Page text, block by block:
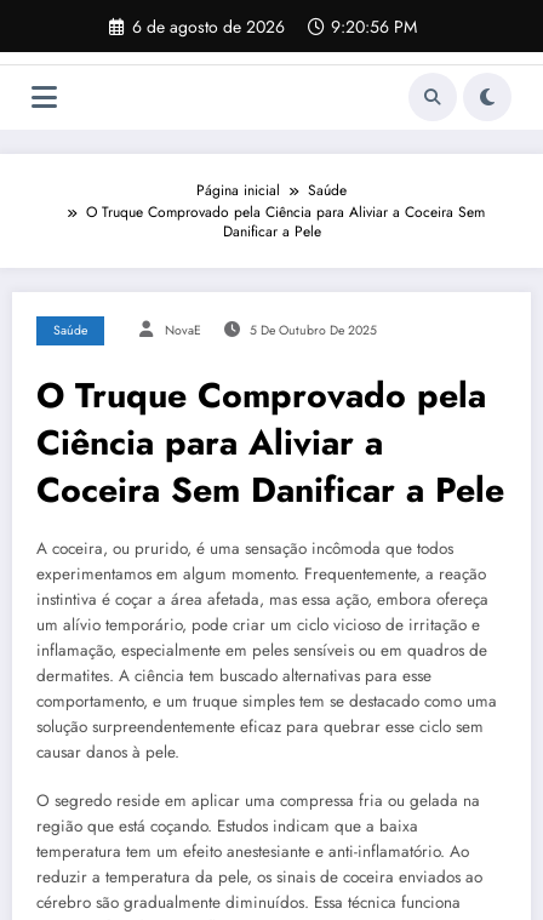
o
6 de agosto de 2026 9:20:57 PM
Página inicial
Saúde
O Truque Comprovado pela Ciência para Aliviar a Coceira Sem
Danificar a Pele
Saúde NovaE 5 De Outubro De 2025
O Truque Comprovado pela
Ciência para Aliviar a
Coceira Sem Danificar a Pele
A coceira, ou prurido, é uma sensação incômoda que todos
experimentamos em algum momento. Frequentemente, a reação
instintiva é coçar a área afetada, mas essa ação, embora ofereça
um alívio temporário, pode criar um ciclo vicioso de irritação e
inflamação, especialmente em peles sensíveis ou em quadros de
dermatites. A ciência tem buscado alternativas para esse
comportamento, e um truque simples tem se destacado como uma
solução surpreendentemente eficaz para quebrar esse ciclo sem
causar danos à pele.
O segredo reside em aplicar uma compressa fria ou gelada na
região que está coçando. Estudos indicam que a baixa
temperatura tem um efeito anestesiante e anti-inflamatório. Ao
reduzir a temperatura da pele, os sinais de coceira enviados ao
cérebro são gradualmente diminuídos. Essa técnica funciona